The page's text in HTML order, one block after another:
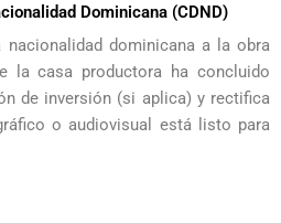
Dominicana (CDND)
dominicana a la obra
la casa productora ha concluido
de inversión (si aplica) y rectifica
o audiovisual está listo para